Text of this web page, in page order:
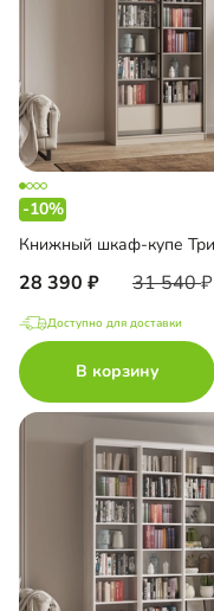
-10%
28 390 31 540
Доступно для доставки
В корзину